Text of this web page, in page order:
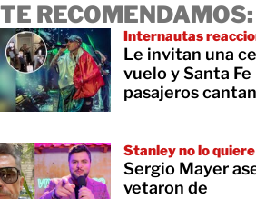
TE RECOMENDAMOS:
Internautas
Le invitan una
vuelo y Santa
pasajeros
Stanley no lo
Sergio Mayer
vetaron de